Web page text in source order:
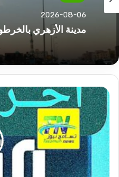
2026-08-06
مدينة الأزهري
تأكيدات
بشأن
سفير
السودان
بإثيوبيا!!